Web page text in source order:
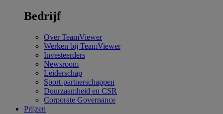
Bedrijf
Over TeamViewer
Werken bij TeamViewer
Investeerders
Newsroom
Leiderschap
Sport-partnerschappen
Duurzaamheid en CSR
Corporate Governance
Prijzen